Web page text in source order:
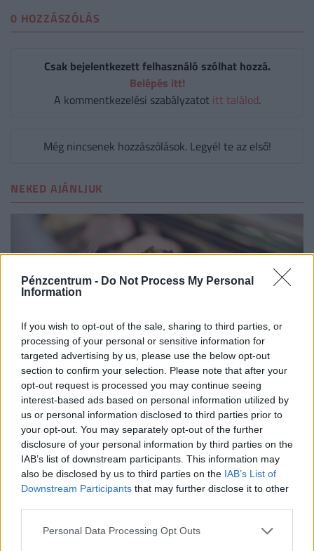
Pénzcentrum - Do Not Process My Personal
Information
If you wish to opt-out of the sale, sharing to third parties, or
processing of your personal or sensitive information for
targeted advertising by us, please use the below opt-out
section to confirm your selection. Please note that after your
opt-out request is processed you may continue seeing
interest-based ads based on personal information utilized by
us or personal information disclosed to third parties prior to
your opt-out. You may separately opt-out of the further
disclosure of your personal information by third parties on the
IAB’s list of downstream participants. This information may
also be disclosed by us to third parties on the IAB’s List of
Downstream Participants that may further disclose it to other
Personal Data Processing Opt Outs
0 HOZZÁSZÓLÁS
Csak bejelentkezett felhasználó szólhat hozzá.
Belépés itt!
A kommentkezelési szabályzatot itt találod.
Még nincsenek hozzászólások. Legyél te az első!
NEKED AJÁNLJUK
Rengeteg helyen van gond az
élelmiszerekkel: razziázik a Nébih -
nem kegyelmeznek a bírságokkal
A nyári szezon első heteiben a Nébih szakemberei egy
Pest vármegyei jégkrém és cukrászati termékeket
előállító létesítménnyel szemben eljárást indítottak.